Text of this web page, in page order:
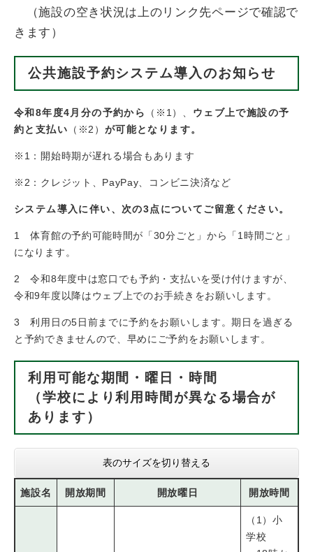
（施設の空き状況は上のリンク先ページで確認で
きます）
公共施設予約システム導入のお知らせ​
令和8年度4月分の予約から （※1）、 ウェブ上で施設の予
約と支払い （※2） が可能となります。
※1：開始時期が遅れる場合もあります
※2：クレジット、PayPay、コンビニ決済など
システム導入に伴い、次の3点についてご留意ください。
1 体育館の予約可能時間が「30分ごと」から「1時間ごと」
になります。
2 令和8年度中は窓口でも予約・支払いを受け付けますが、
令和9年度以降はウェブ上でのお手続きをお願いします。
3 利用日の5日前までに予約をお願いします。期日を過ぎる
と予約できませんので、早めにご予約をお願いします。
利用可能な期間・曜日・時間
（学校により利用時間が異なる場合が
あります）
表のサイズを切り替える
施設名 開放期間 開放曜日 開放時間
（1）小
学校